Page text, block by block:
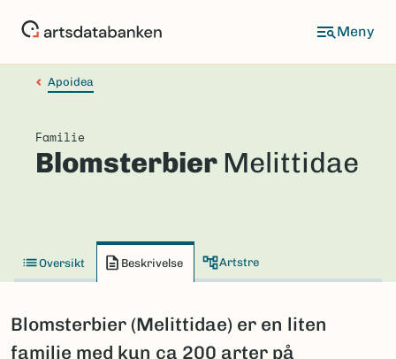
Apoidea
Familie
Blomsterbier Melittidae
Oversikt Beskrivelse Artstre
Blomsterbier (Melittidae) er en liten
familie med kun ca 200 arter på